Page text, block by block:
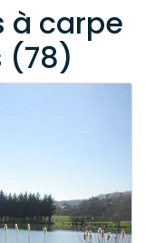
à carpe
(78)